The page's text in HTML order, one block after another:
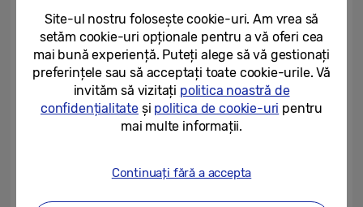
04/09/2023
Samsung Galaxy Watch6 și
Galaxy Watch6 Classic: te
inspiră să devii cea mai bună...
Monitorizarea temperaturii
bazale a corpului din timpul
menstruației este acum...
Site-ul nostru folosește cookie-uri. Am vrea să
setăm cookie-uri opționale pentru a vă oferi cea
mai bună experiență. Puteți alege să vă gestionați
preferințele sau să acceptați toate cookie-urile. Vă
invităm să vizitați politica noastră de
confidențialitateși politica de cookie-uri pentru
mai multe informații.
Continuați fără a accepta